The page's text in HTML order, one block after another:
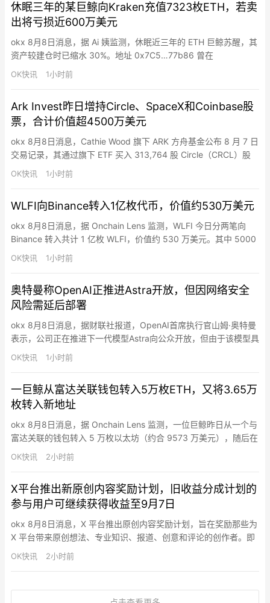
“Leading the Future”主要资金来…
休眠三年的某巨鲸向Kraken充值7323枚ETH，若卖
出将亏损近600万美元
okx 8月8日消息，据 Ai 姨监测，休眠近三年的 ETH 巨鲸苏醒，其
资产较建仓时已缩水 30%。地址 0x7C5…77b86 曾在
2022.02.15-03.21 期间以均价 2723.2 美元提出 23834.17 枚
ETH，价值 6490 万美元，随后质押进了 Rocket Pool。10 小时前
OK快讯 1小时前
Ark Invest昨日增持Circle、SpaceX和Coinbase股
票，合计价值超4500万美元
okx 8月8日消息，Cathie Wood 旗下 ARK 方舟基金公布 8 月 7 日
交易记录，其通过旗下 ETF 买入 313,764 股 Circle（CRCL）股
票，按 66.67 美元价格计算，买入价值约 2092 万美元；买入
114,815 股 SpaceX（SPCX）股票，按 133.1 美元价格计算，价
OK快讯 1小时前
WLFI向Binance转入1亿枚代币，价值约530万美元
okx 8月8日消息，据 Onchain Lens 监测，WLFI 今日分两笔向
Binance 转入共计 1 亿枚 WLFI，价值约 530 万美元。其中 5000
万枚 WLFI 经一个新地址中转后转入 Binance，另有 5000 万枚
WLFI 直接转入 Binance。
OK快讯 1小时前
奥特曼称OpenAI正推进Astra开放，但因网络安全
风险需延后部署
okx 8月8日消息，据财联社报道，OpenAI首席执行官山姆·奥特曼
表示，公司正在推进下一代模型Astra向公众开放，但由于该模型具
备较强网络安全能力，需要“多一点时间”确保安全部署。他表示，
OpenAI并不认为将强大模型限制给少数用户是正确策略，希望
公司希望在确保安全的前提下尽快向更多…
OK快讯 1小时前
一巨鲸从富达关联钱包转入5万枚ETH，又将3.65万
枚转入新地址
okx 8月8日消息，据 Onchain Lens 监测，一位巨鲸昨日从一个与
富达关联的钱包转入 5 万枚以太坊（约合 9573 万美元），随后在
3 小时前将其中 3.653 万枚以太坊（约合 6994 万美元）转移到
另一个地址。根据该巨鲸之前的交易模式，这些资金之后可能会被
OK快讯 2小时前
X平台推出新原创内容奖励计划，旧收益分成计划的
参与用户可继续获得收益至9月7日
okx 8月8日消息，X 平台推出原创内容奖励计划，旨在奖励那些为
X 平台带来原创想法、专业知识、报道、创意和评论的创作者。即
日起，停止新用户加入原收益分成计划。现有收益分成用户可继续
获得收益至 9 月 7 日，之后有三次最终付款（8 月 14 日、8 月 28
成用户可申请加入新的…
OK快讯 2小时前